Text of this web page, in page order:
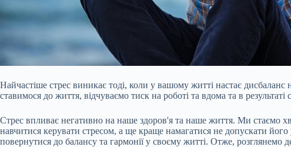
Найчастіше стрес виникає тоді, коли у вашому житті настає
ставимося до життя, відчуваємо тиск на роботі та вдома та в результаті
Стрес впливає негативно на наше здоров'я та наше життя. Ми
навчитися керувати стресом, а ще краще намагатися не допускати його
повернутися до балансу та гармонії у своєму житті. Отже, розглянемо